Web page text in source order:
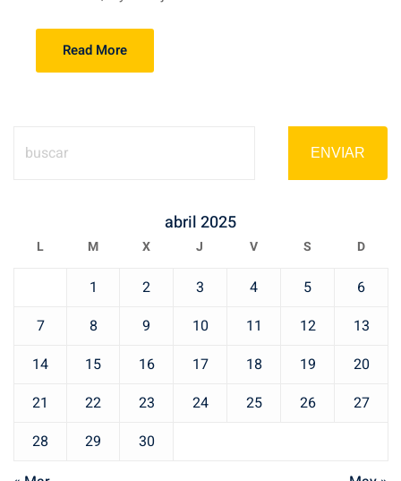
Read More
ENVIAR
abril 2025
L M X J V S D
1 2 3 4 5
6
7
8 9 10 11 12
13
14
15 16 17 18 19
20
21
22 23 24 25 26
27
28
29
30